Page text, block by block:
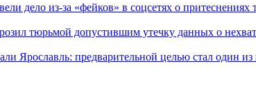
дело из-за «фейков» в соцсетях о притеснениях
тюрьмой допустившим утечку данных о
Ярославль: предварительной целью стал один